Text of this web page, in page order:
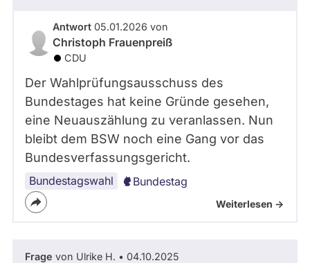
Antwort 05.01.2026 von
Christoph Frauenpreiß
CDU
Der Wahlprüfungsausschuss des
Bundestages hat keine Gründe gesehen,
eine Neuauszählung zu veranlassen. Nun
bleibt dem BSW noch eine Gang vor das
Bundesverfassungsgericht.
Bundestagswahl Bundestag
Weiterlesen ->
Frage von Ulrike H. • 04.10.2025